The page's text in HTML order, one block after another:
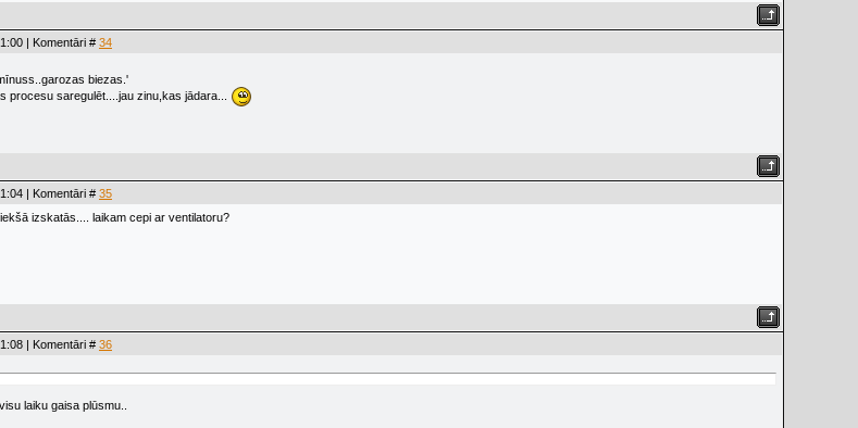
| Komentāri # 34
biezas.'
procesu saregulēt....jau zinu,kas jādara...
| Komentāri # 35
izskatās.... laikam cepi ar ventilatoru?
| Komentāri # 36
laiku gaisa plūsmu..